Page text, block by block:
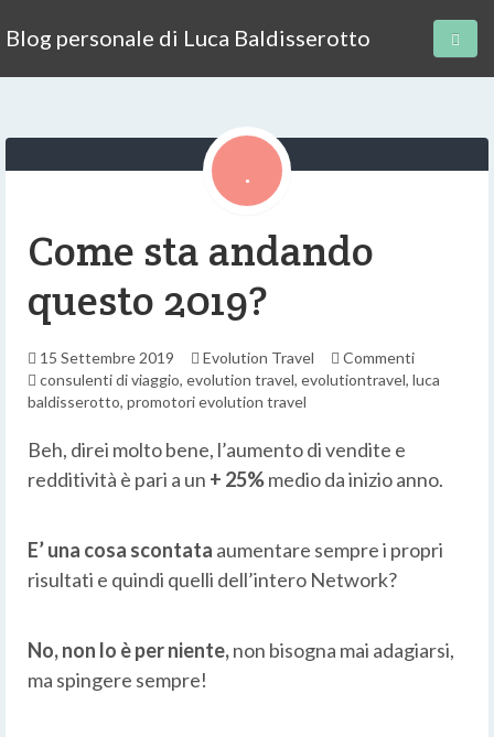
Blog personale di Luca Baldisserotto
Come sta andando
questo 2019?
15 Settembre 2019 Evolution Travel
Commenti
consulenti di viaggio, evolution travel, evolutiontravel, luca
baldisserotto, promotori evolution travel
Beh, direi molto bene, l’aumento di vendite e
redditività è pari a un + 25%medio da inizio anno.
E’ una cosa scontata aumentare sempre i propri
risultati e quindi quelli dell’intero Network?
No, non lo è per niente,non bisogna mai adagiarsi,
ma spingere sempre!